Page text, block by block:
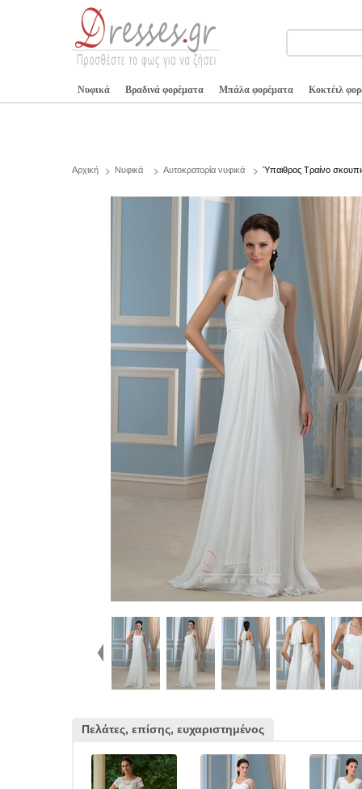
Νυφικά Βραδινά φορέματα Μπάλα φορέματα Κοκτέιλ
Αρχική Νυφικά Αυτοκρατορία νυφικά Ύπαιθρος Τραίνο
Πελάτες, επίσης, ευχαριστημένος